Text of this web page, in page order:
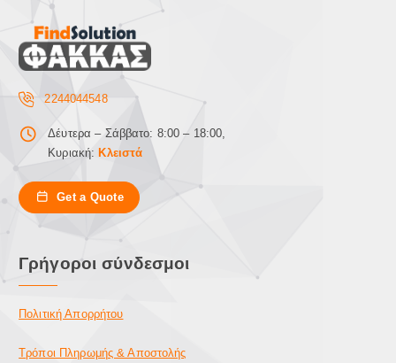
2244044548
Δέυτερα – Σάββατο: 8:00 – 18:00,
Κυριακή: Κλειστά
Get a Quote
Γρήγοροι σύνδεσμοι
Πολιτική Απορρήτου
Τρόποι Πληρωμής & Αποστολής